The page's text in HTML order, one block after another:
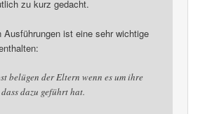
zu kurz gedacht.
Ausführungen ist eine sehr wichtige
belügen der Eltern wenn es um ihre
dazu geführt hat.